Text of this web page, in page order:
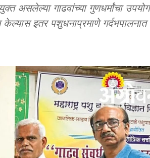
गाढवांच्या गुणधर्मांचा उपयोग
इतर पशुधनाप्रमाणे गर्दभपालनात